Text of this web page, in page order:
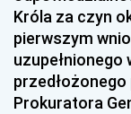
Króla za czyn
pierwszym
uzupełnionego
Prokuratora